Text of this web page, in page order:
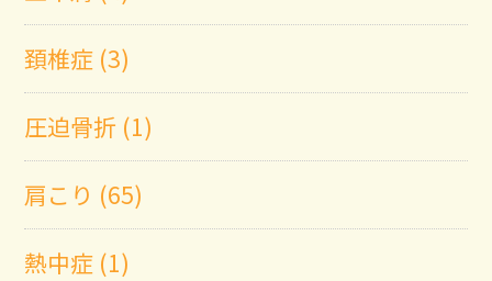
頚椎症 (3)
圧迫骨折 (1)
肩こり (65)
熱中症 (1)